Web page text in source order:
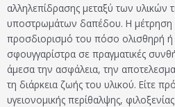
αλληλεπίδρασης μεταξύ των υλικών
υποστρωμάτων δαπέδου. Η μέτρηση
προσδιορισμό του πόσο ολισθηρή ή
σφουγγαρίστρα σε πραγματικές
άμεσα την ασφάλεια, την
τη διάρκεια ζωής του υλικού. Είτε
υγειονομικής περίθαλψης,